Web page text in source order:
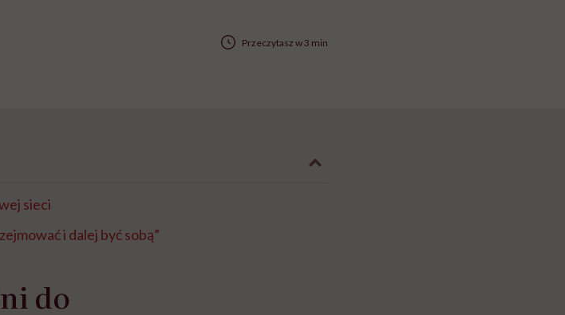
Przeczytasz w 3 min
sieci
i dalej być sobą”
do